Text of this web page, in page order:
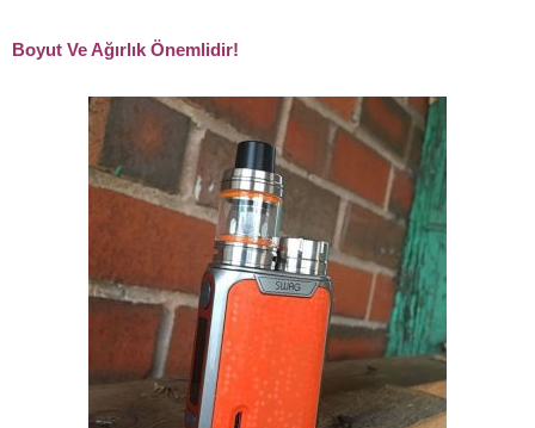
Boyut Ve Ağırlık Önemlidir!